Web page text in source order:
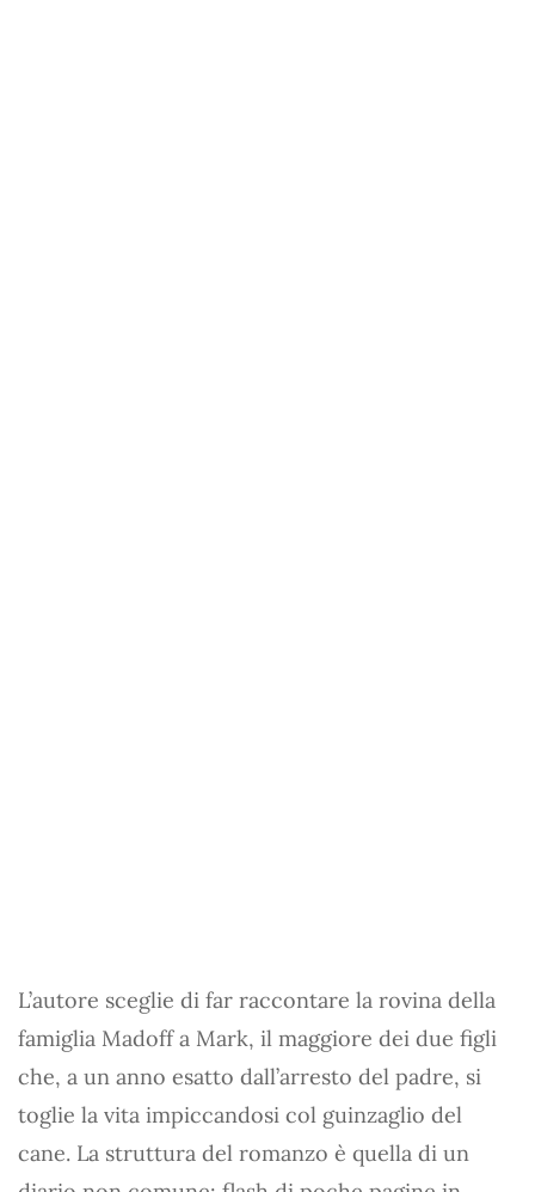
L’autore sceglie di far raccontare la rovina della
famiglia Madoff a Mark, il maggiore dei due figli
che, a un anno esatto dall’arresto del padre, si
toglie la vita impiccandosi col guinzaglio del
cane. La struttura del romanzo è quella di un